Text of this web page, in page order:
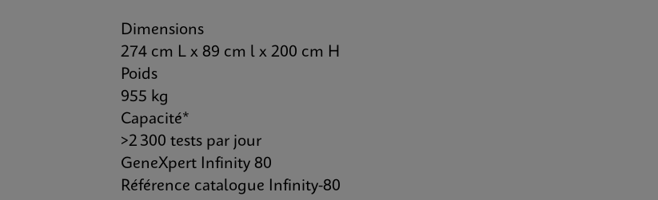
Dimensions
274 cm L x 89 cm l x 200 cm H
Poids
955 kg
Capacité*
>2 300 tests par jour
GeneXpert Infinity 80
Référence catalogue Infinity-80